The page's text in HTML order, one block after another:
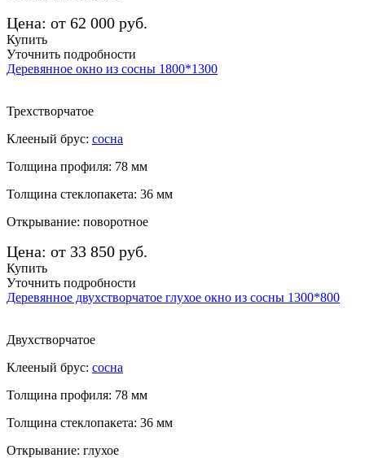
Цена: от 62 000 руб.
Купить
Уточнить подробности
Деревянное окно из сосны 1800*1300
Трехстворчатое
Клееный брус: сосна
Толщина профиля: 78 мм
Толщина стеклопакета: 36 мм
Открывание: поворотное
Цена: от 33 850 руб.
Купить
Уточнить подробности
Деревянное двухстворчатое глухое окно из сосны 1300*800
Двухстворчатое
Клееный брус: сосна
Толщина профиля: 78 мм
Толщина стеклопакета: 36 мм
Открывание: глухое